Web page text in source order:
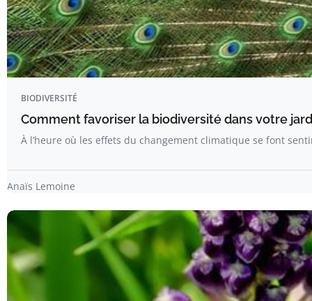
BIODIVERSITÉ
Comment favoriser la biodiversité dans votre
À l’heure où les effets du changement climatique se font
Anaïs Lemoine